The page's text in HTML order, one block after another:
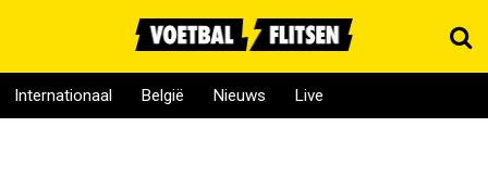
Internationaal België Nieuws Live